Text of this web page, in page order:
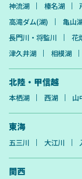
神流湖
榛名湖
高滝ダム(湖)
亀山
長門川・将監川
花
津久井湖
相模湖
北陸・甲信越
本栖湖 西湖 山
東海
五三川 大江川
関西